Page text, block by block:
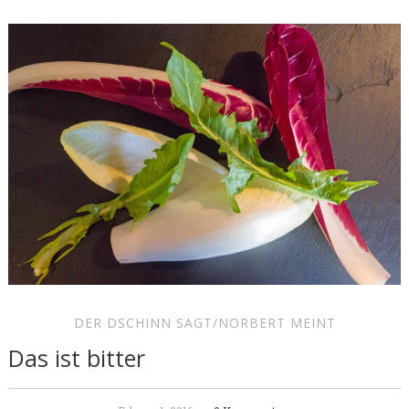
DER DSCHINN SAGT/NORBERT MEINT
Das ist bitter